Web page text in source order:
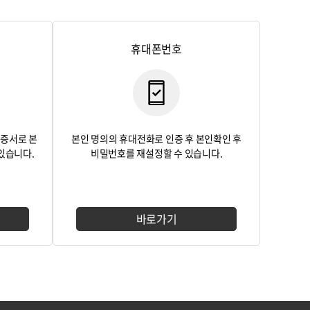
서로 본
습니다.
휴대폰번호
본인 명의의 휴대전화로 인증 후 본인확인 후
비밀번호를 재설정할 수 있습니다.
바로가기